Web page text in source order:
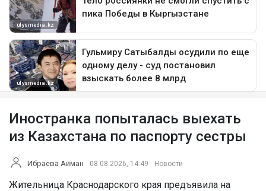
Иностранка попыталась выехать
из Казахстана по паспорту сестры
Ибраева Айман 08.08.2026, 14:49 Новости
Жительница Краснодарского края предъявила на